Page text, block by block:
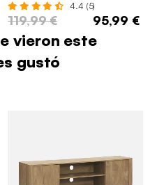
4.4 (5)
119,99 € 95,99 €
vieron este
gustó